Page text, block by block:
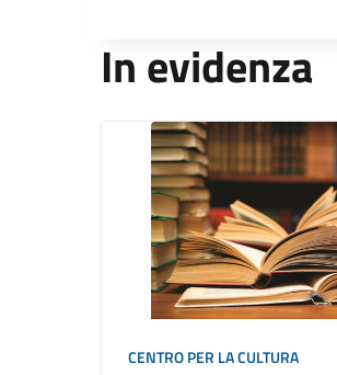
In evidenza
CENTRO PER LA CULTURA